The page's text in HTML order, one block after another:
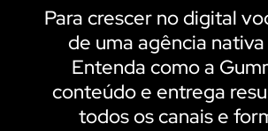
Para crescer no digital
de uma agência
Entenda como a
conteúdo e entrega
todos os canais e